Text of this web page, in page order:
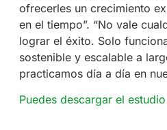
ofrecerles un crecimiento
en el tiempo”. “No vale
lograr el éxito. Solo
sostenible y escalable a
practicamos día a día en
Puedes descargar el